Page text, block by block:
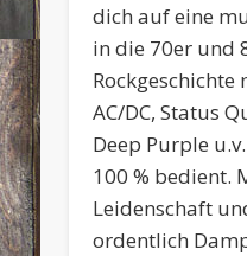
dich auf eine
in die 70er und
AC/DC, Status
Deep Purple
100 % bedient.
Leidenschaft
ordentlich